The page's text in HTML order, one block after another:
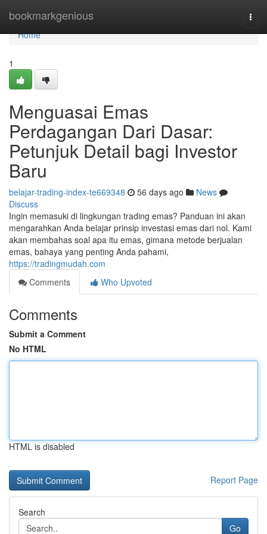
bookmarkgenious
Home
Home
1
Menguasai Emas
Perdagangan Dari Dasar:
Petunjuk Detail bagi Investor
Baru
belajar-trading-index-te669348 56 days ago
News
Discuss
Ingin memasuki di lingkungan trading emas? Panduan ini akan
mengarahkan Anda belajar prinsip investasi emas dari nol. Kami
akan membahas soal apa itu emas, gimana metode berjualan
emas, bahaya yang penting Anda pahami,
https://tradingmudah.com
Comments
Who Upvoted
Comments
Submit a Comment
No HTML
HTML is disabled
Report Page
Search
Go